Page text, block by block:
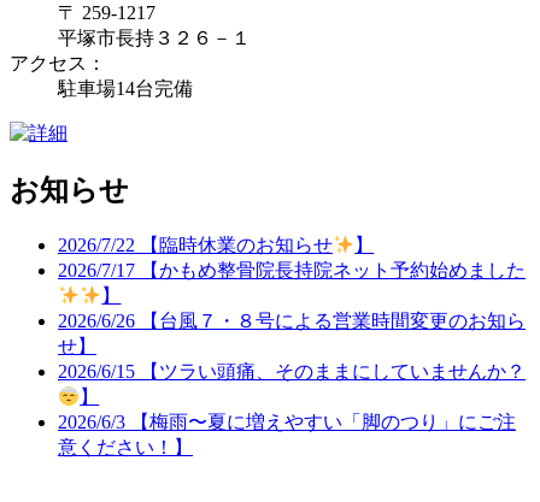
〒 259-1217
平塚市長持３２６－１
アクセス：
駐車場14台完備
お知らせ
2026/7/22 【臨時休業のお知らせ
】
2026/7/17
【かもめ整骨院長持院ネット予約始めました
】
2026/6/26
【台風７・８号による営業時間変更のお知ら
せ】
2026/6/15
【ツラい頭痛、そのままにしていませんか？
】
2026/6/3
【梅雨〜夏に増えやすい「脚のつり」にご注
意ください！】